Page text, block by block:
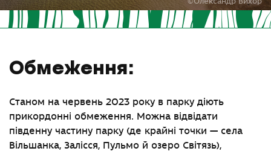
Обмеження:
Станом на червень 2023 року в парку діють
прикордонні обмеження. Можна відвідати
південну частину парку (де крайні точки — села
Вільшанка, Залісся, Пульмо й озеро Світязь),